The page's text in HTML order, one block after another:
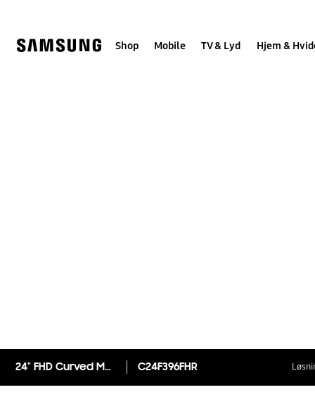
Shop Mobile TV & Lyd Hjem &
24" FHD Curved Monitor CF39 C24F396FHR